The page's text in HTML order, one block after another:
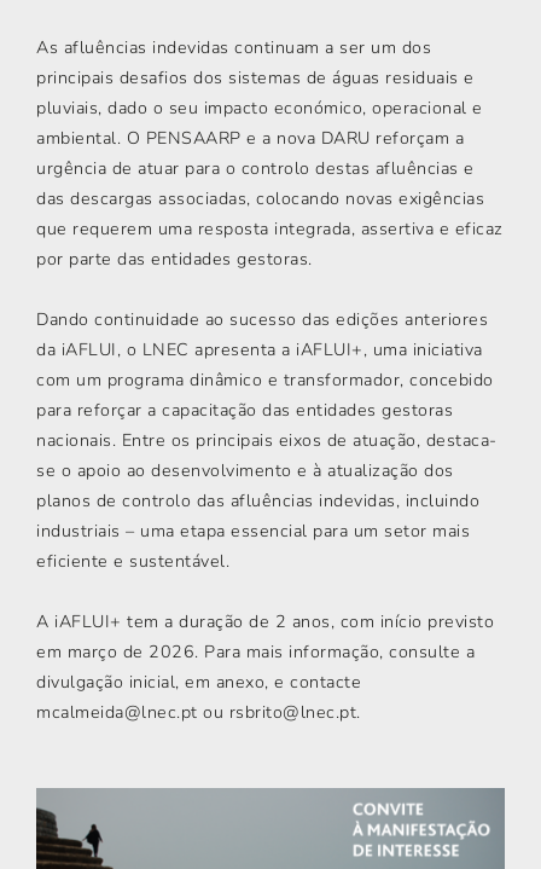
As afluências indevidas continuam a ser um dos
principais desafios dos sistemas de águas residuais e
pluviais, dado o seu impacto económico, operacional e
ambiental. O PENSAARP e a nova DARU reforçam a
urgência de atuar para o controlo destas afluências e
das descargas associadas, colocando novas exigências
que requerem uma resposta integrada, assertiva e eficaz
por parte das entidades gestoras.
Dando continuidade ao sucesso das edições anteriores
da iAFLUI, o LNEC apresenta a iAFLUI+, uma iniciativa
com um programa dinâmico e transformador, concebido
para reforçar a capacitação das entidades gestoras
nacionais. Entre os principais eixos de atuação, destaca-
se o apoio ao desenvolvimento e à atualização dos
planos de controlo das afluências indevidas, incluindo
industriais – uma etapa essencial para um setor mais
eficiente e sustentável.
A iAFLUI+ tem a duração de 2 anos, com início previsto
em março de 2026. Para mais informação, consulte a
divulgação inicial, em anexo, e contacte
mcalmeida@lnec.pt ou rsbrito@lnec.pt.